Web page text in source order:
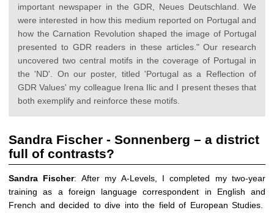
important newspaper in the GDR, Neues Deutschland. We
were interested in how this medium reported on Portugal and
how the Carnation Revolution shaped the image of Portugal
presented to GDR readers in these articles." Our research
uncovered two central motifs in the coverage of Portugal in
the 'ND'. On our poster, titled 'Portugal as a Reflection of
GDR Values' my colleague Irena Ilic and I present theses that
both exemplify and reinforce these motifs.
Sandra Fischer - Sonnenberg – a district
full of contrasts?
Sandra Fischer: After my A-Levels, I completed my two-year
training as a foreign language correspondent in English and
French and decided to dive into the field of European Studies.